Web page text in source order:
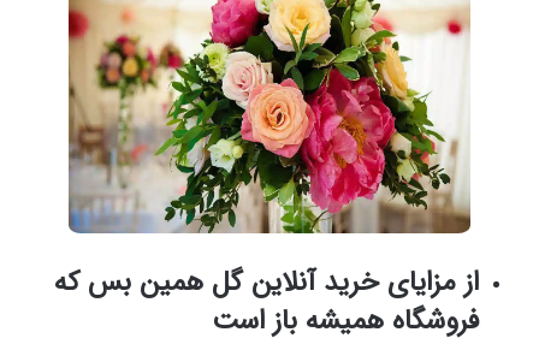
از مزایای خرید آنلاین گل همین بس که
فروشگاه همیشه باز است